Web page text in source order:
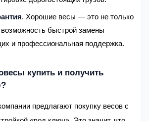
. Хорошие весы — это не только
возможность быстрой замены
и профессиональная поддержка.
купить и получить
предлагают покупку весов с